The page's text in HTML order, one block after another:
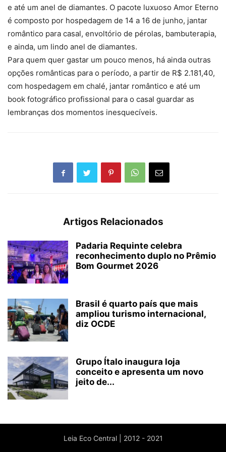
e até um anel de diamantes. O pacote luxuoso Amor Eterno
é composto por hospedagem de 14 a 16 de junho, jantar
romântico para casal, envoltório de pérolas, bambuterapia,
e ainda, um lindo anel de diamantes.
Para quem quer gastar um pouco menos, há ainda outras
opções românticas para o período, a partir de R$ 2.181,40,
com hospedagem em chalé, jantar romântico e até um
book fotográfico profissional para o casal guardar as
lembranças dos momentos inesquecíveis.
Artigos Relacionados
Padaria Requinte celebra
reconhecimento duplo no Prêmio
Bom Gourmet 2026
Brasil é quarto país que mais
ampliou turismo internacional,
diz OCDE
Grupo Ítalo inaugura loja
conceito e apresenta um novo
jeito de...
Leia Eco Central | 2012 - 2021